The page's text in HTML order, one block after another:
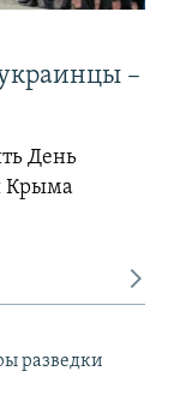
–
День
Крыма
разведки